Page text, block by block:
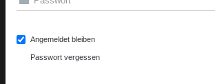
Angemeldet bleiben
Passwort vergessen